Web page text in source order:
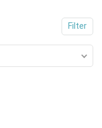
Filter